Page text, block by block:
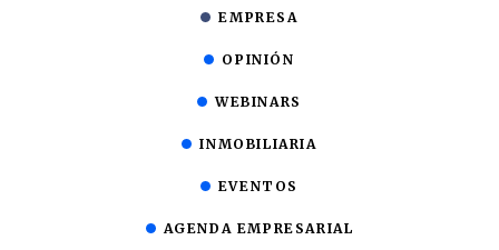
EMPRESA
OPINIÓN
WEBINARS
INMOBILIARIA
EVENTOS
AGENDA EMPRESARIAL